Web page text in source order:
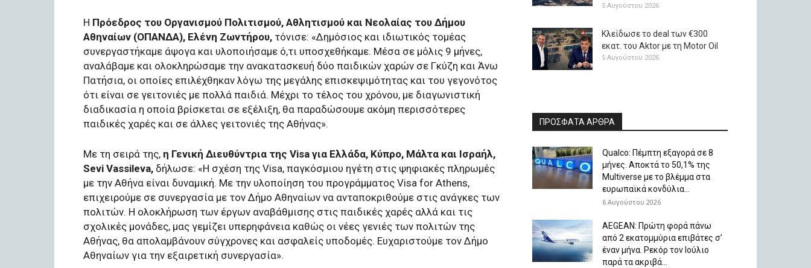
Η Πρόεδρος του Οργανισμού Πολιτισμού, Αθλητισμού και Νεολαίας του Δήμου
Αθηναίων (ΟΠΑΝΔΑ), Ελένη Ζωντήρου, τόνισε: «Δημόσιος και ιδιωτικός τομέας
συνεργαστήκαμε άψογα και υλοποιήσαμε ό,τι υποσχεθήκαμε. Μέσα σε μόλις 9 μήνες,
αναλάβαμε και ολοκληρώσαμε την ανακατασκευή δύο παιδικών χαρών σε Γκύζη και Άνω
Πατήσια, οι οποίες επιλέχθηκαν λόγω της μεγάλης επισκεψιμότητας και του γεγονότος
ότι είναι σε γειτονιές με πολλά παιδιά. Μέχρι το τέλος του χρόνου, με διαγωνιστική
διαδικασία η οποία βρίσκεται σε εξέλιξη, θα παραδώσουμε ακόμη περισσότερες
παιδικές χαρές και σε άλλες γειτονιές της Αθήνας».
Με τη σειρά της, η Γενική Διευθύντρια της Visa για Ελλάδα, Κύπρο, Μάλτα και Ισραήλ,
Sevi Vassileva, δήλωσε: «Η σχέση της Visa, παγκόσμιου ηγέτη στις ψηφιακές πληρωμές
με την Αθήνα είναι δυναμική. Με την υλοποίηση του προγράμματος Visa for Athens,
επιχειρούμε σε συνεργασία με τον Δήμο Αθηναίων να ανταποκριθούμε στις ανάγκες των
πολιτών. Η ολοκλήρωση των έργων αναβάθμισης στις παιδικές χαρές αλλά και τις
σχολικές μονάδες, μας γεμίζει υπερηφάνεια καθώς οι νέες γενιές των πολιτών της
Αθήνας, θα απολαμβάνουν σύγχρονες και ασφαλείς υποδομές. Ευχαριστούμε τον Δήμο
Αθηναίων για την εξαιρετική συνεργασία».
5 Αυγούστου 2026
Κλείδωσε το deal των €300
εκατ. του Aktor με τη Μotor Oil
5 Αυγούστου 2026
ΠΡΟΣΦΑΤΑ ΑΡΘΡΑ
Qualco: Πέμπτη εξαγορά σε 8
μήνες. Aποκτά το 50,1% της
Multiverse με το βλέμμα στα
ευρωπαϊκά κονδύλια...
6 Αυγούστου 2026
AEGEAN: Πρώτη φορά πάνω
από 2 εκατομμύρια επιβάτες σ’
έναν μήνα. Ρεκόρ τον Ιούλιο
παρά τα ακριβά...